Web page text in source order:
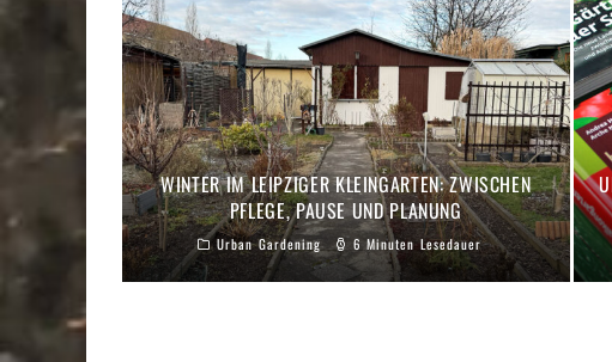
WINTER IM LEIPZIGER KLEINGARTEN: ZWISCHEN
PFLEGE, PAUSE UND PLANUNG
Urban Gardening 6 Minuten Lesedauer